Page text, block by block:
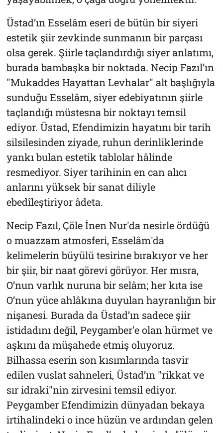
Üstad’ınEsselâmeseri de bütün bir siyeri
estetik şiir zevkinde sunmanın bir parçası
olsa gerek. Şiirle taçlandırdığı siyer anlatımı,
burada bambaşka bir noktada. Necip Fazıl’ın
"Mukaddes Hayattan Levhalar" alt başlığıyla
sunduğuEsselâm, siyer edebiyatının şiirle
taçlandığı müstesna bir noktayı temsil
ediyor. Üstad, Efendimizin hayatını bir tarih
silsilesinden ziyade, ruhun derinliklerinde
yankı bulan estetik tablolar hâlinde
resmediyor. Siyer tarihinin en can alıcı
anlarını yüksek bir sanat diliyle
ebedîleştiriyor âdeta.
Necip Fazıl, Çöle İnen Nur'da nesirle ördüğü
o muazzam atmosferi, Esselâm'da
kelimelerin büyülü tesirine bırakıyor ve her
bir şiir, bir naat görevi görüyor. Her mısra,
O’nun varlık nuruna bir selâm; her kıta ise
O’nun yüce ahlâkına duyulan hayranlığın bir
nişanesi. Burada da Üstad’ın sadece şiir
istidadını değil, Peygamber'e olan hürmet ve
aşkını da müşahede etmiş oluyoruz.
Bilhassa eserin son kısımlarında tasvir
edilen vuslat sahneleri, Üstad’ın "rikkat ve
sır idraki"nin zirvesini temsil ediyor.
Peygamber Efendimizin dünyadan bekaya
irtihalindeki o ince hüzün ve ardından gelen